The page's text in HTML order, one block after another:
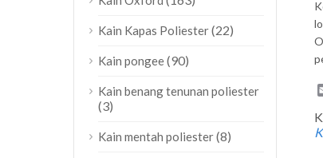
Kain Kapas Poliester(22)
Kain pongee(90)
Kain benang tenunan poliester
(3)
Kain mentah poliester(8)